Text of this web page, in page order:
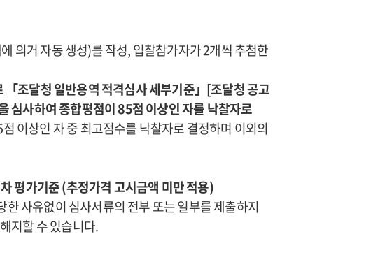
의거 자동 생성)를 작성, 입찰참가자가 2개씩 추첨한
조달청 일반용역 적격심사 세부기준」[조달청 공고
사하여 종합평점이 85점 이상인 자를 낙찰자로
이상인 자 중 최고점수를 낙찰자로 결정하며 이외의
평가기준 (추정가격 고시금액 미만 적용)
사유없이 심사서류의 전부 또는 일부를 제출하지
지할 수 있습니다.